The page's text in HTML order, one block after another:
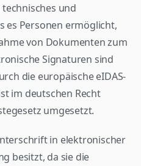
und
es Personen ermöglicht,
von Dokumenten zum
Signaturen sind
die europäische eIDAS-
im deutschen Recht
umgesetzt.
in elektronischer
besitzt, da sie die